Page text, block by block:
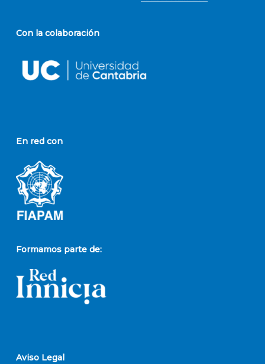
Con la colaboración
En red con
Formamos parte de:
Aviso Legal